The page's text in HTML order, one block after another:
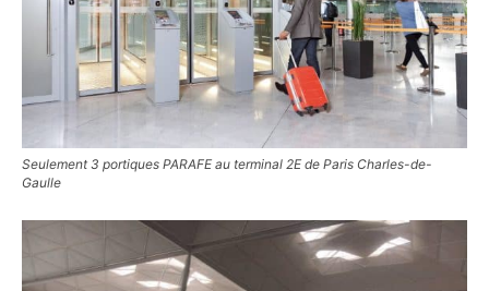
Seulement 3 portiques PARAFE au terminal 2E de Paris Charles-de-
Gaulle